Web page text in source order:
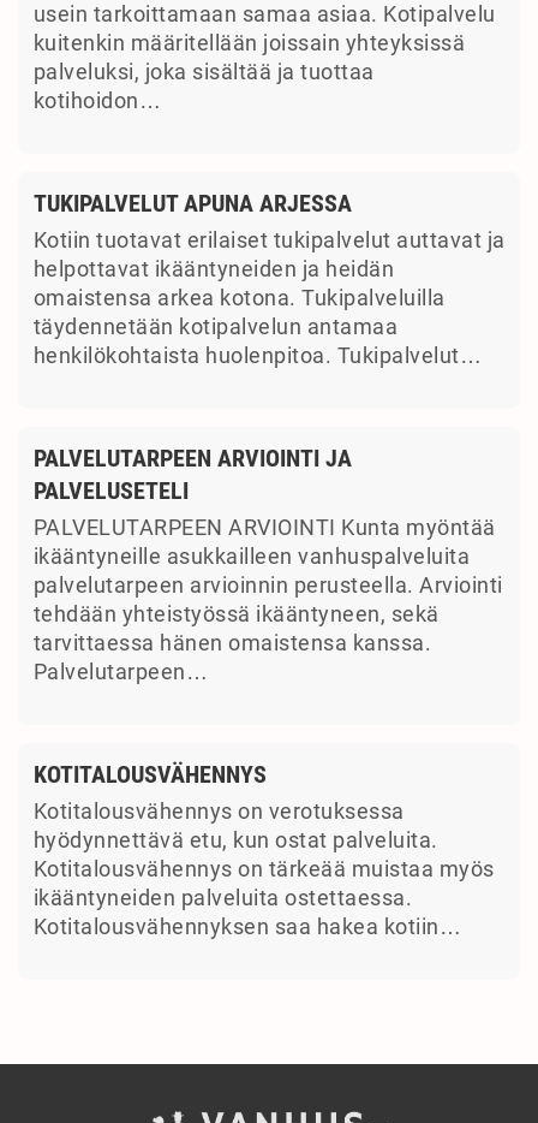
usein tarkoittamaan samaa asiaa. Kotipalvelu
kuitenkin määritellään joissain yhteyksissä
palveluksi, joka sisältää ja tuottaa
kotihoidon…
TUKIPALVELUT APUNA ARJESSA
Kotiin tuotavat erilaiset tukipalvelut auttavat ja
helpottavat ikääntyneiden ja heidän
omaistensa arkea kotona. Tukipalveluilla
täydennetään kotipalvelun antamaa
henkilökohtaista huolenpitoa. Tukipalvelut…
PALVELUTARPEEN ARVIOINTI JA
PALVELUSETELI
PALVELUTARPEEN ARVIOINTI Kunta myöntää
ikääntyneille asukkailleen vanhuspalveluita
palvelutarpeen arvioinnin perusteella. Arviointi
tehdään yhteistyössä ikääntyneen, sekä
tarvittaessa hänen omaistensa kanssa.
Palvelutarpeen…
KOTITALOUSVÄHENNYS
Kotitalousvähennys on verotuksessa
hyödynnettävä etu, kun ostat palveluita.
Kotitalousvähennys on tärkeää muistaa myös
ikääntyneiden palveluita ostettaessa.
Kotitalousvähennyksen saa hakea kotiin…